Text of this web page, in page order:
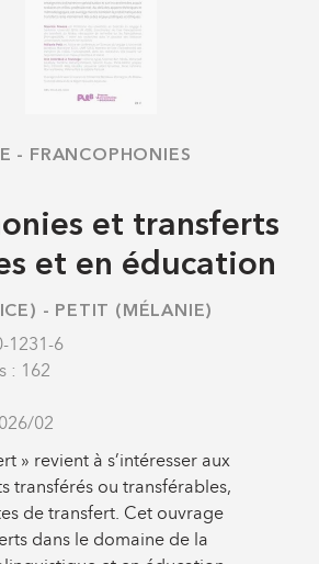
-
FRANCOPHONIES
et transferts
et en éducation
- PETIT (MÉLANIE)
1231-6
: 162
02
» revient à s’intéresser aux
transférés ou transférables,
de transfert. Cet ouvrage
dans le domaine de la